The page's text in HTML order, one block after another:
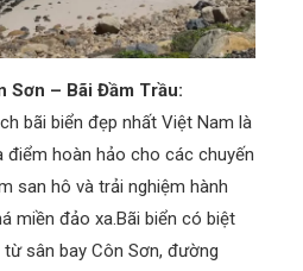
Sơn – Bãi Đầm Trầu:
bãi biển đẹp nhất Việt Nam là
điểm hoàn hảo cho các chuyến
san hô và trải nghiệm hành
miền đảo xa.Bãi biển có biệt
từ sân bay Côn Sơn, đường